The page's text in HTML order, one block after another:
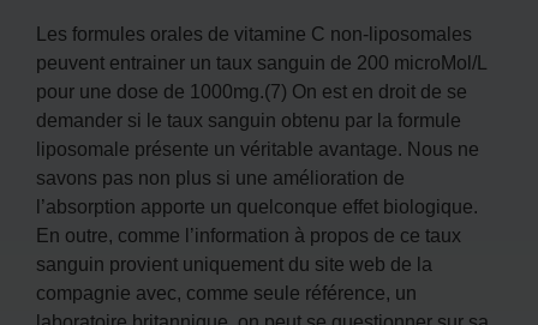
Les formules orales de vitamine C non-liposomales
peuvent entrainer un taux sanguin de 200 microMol/L
pour une dose de 1000mg.(7) On est en droit de se
demander si le taux sanguin obtenu par la formule
liposomale présente un véritable avantage. Nous ne
savons pas non plus si une amélioration de
l’absorption apporte un quelconque effet biologique.
En outre, comme l’information à propos de ce taux
sanguin provient uniquement du site web de la
compagnie avec, comme seule référence, un